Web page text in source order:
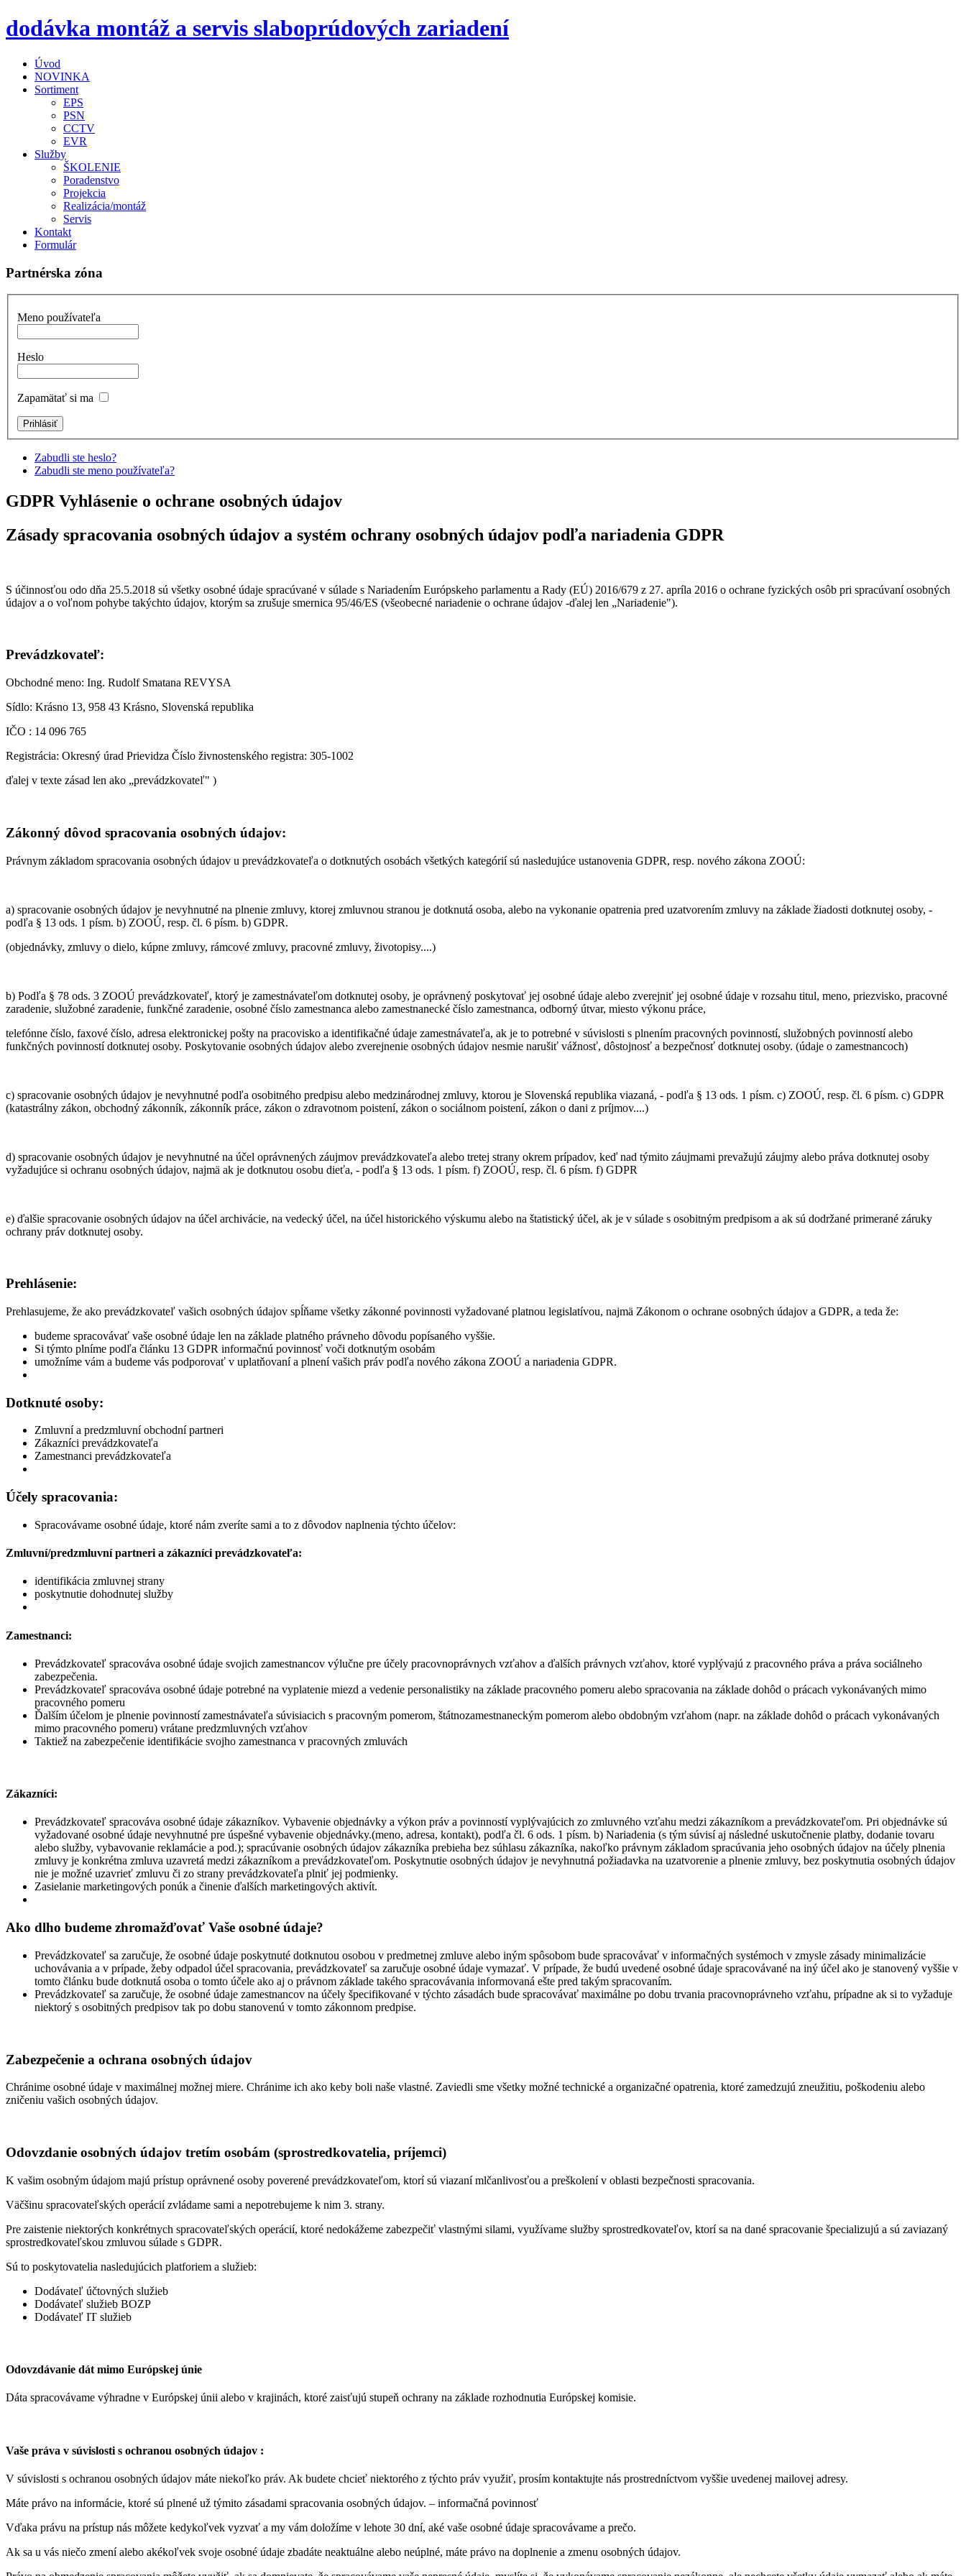
dodávka montáž a servis slaboprúdových zariadení
Úvod
NOVINKA
Sortiment
EPS
PSN
CCTV
EVR
Služby
ŠKOLENIE
Poradenstvo
Projekcia
Realizácia/montáž
Servis
Kontakt
Formulár
Partnérska zóna
Meno používateľa
Heslo
Zapamätať si ma
Zabudli ste heslo?
Zabudli ste meno používateľa?
GDPR Vyhlásenie o ochrane osobných údajov
Zásady spracovania osobných údajov a systém ochrany osobných údajov podľa nariadenia GDPR
S účinnosťou odo dňa 25.5.2018 sú všetky osobné údaje spracúvané v súlade s Nariadením Európskeho parlamentu a Rady (EÚ) 2016/679 z 27. apríla 2016 o ochrane fyzických osôb pri spracúvaní osobných
údajov a o voľnom pohybe takýchto údajov, ktorým sa zrušuje smernica 95/46/ES (všeobecné nariadenie o ochrane údajov -ďalej len „Nariadenie").
Prevádzkovateľ:
Obchodné meno: Ing. Rudolf Smatana REVYSA
Sídlo: Krásno 13, 958 43 Krásno, Slovenská republika
IČO : 14 096 765
Registrácia: Okresný úrad Prievidza Číslo živnostenského registra: 305-1002
ďalej v texte zásad len ako „prevádzkovateľ" )
Zákonný dôvod spracovania osobných údajov:
Právnym základom spracovania osobných údajov u prevádzkovateľa o dotknutých osobách všetkých kategórií sú nasledujúce ustanovenia GDPR, resp. nového zákona ZOOÚ:
a) spracovanie osobných údajov je nevyhnutné na plnenie zmluvy, ktorej zmluvnou stranou je dotknutá osoba, alebo na vykonanie opatrenia pred uzatvorením zmluvy na základe žiadosti dotknutej osoby, -
podľa § 13 ods. 1 písm. b) ZOOÚ, resp. čl. 6 písm. b) GDPR.
(objednávky, zmluvy o dielo, kúpne zmluvy, rámcové zmluvy, pracovné zmluvy, životopisy....)
b) Podľa § 78 ods. 3 ZOOÚ prevádzkovateľ, ktorý je zamestnávateľom dotknutej osoby, je oprávnený poskytovať jej osobné údaje alebo zverejniť jej osobné údaje v rozsahu titul, meno, priezvisko, pracovné
zaradenie, služobné zaradenie, funkčné zaradenie, osobné číslo zamestnanca alebo zamestnanecké číslo zamestnanca, odborný útvar, miesto výkonu práce,
telefónne číslo, faxové číslo, adresa elektronickej pošty na pracovisko a identifikačné údaje zamestnávateľa, ak je to potrebné v súvislosti s plnením pracovných povinností, služobných povinností alebo
funkčných povinností dotknutej osoby. Poskytovanie osobných údajov alebo zverejnenie osobných údajov nesmie narušiť vážnosť, dôstojnosť a bezpečnosť dotknutej osoby. (údaje o zamestnancoch)
c) spracovanie osobných údajov je nevyhnutné podľa osobitného predpisu alebo medzinárodnej zmluvy, ktorou je Slovenská republika viazaná, - podľa § 13 ods. 1 písm. c) ZOOÚ, resp. čl. 6 písm. c) GDPR
(katastrálny zákon, obchodný zákonník, zákonník práce, zákon o zdravotnom poistení, zákon o sociálnom poistení, zákon o dani z príjmov....)
d) spracovanie osobných údajov je nevyhnutné na účel oprávnených záujmov prevádzkovateľa alebo tretej strany okrem prípadov, keď nad týmito záujmami prevažujú záujmy alebo práva dotknutej osoby
vyžadujúce si ochranu osobných údajov, najmä ak je dotknutou osobu dieťa, - podľa § 13 ods. 1 písm. f) ZOOÚ, resp. čl. 6 písm. f) GDPR
e) ďalšie spracovanie osobných údajov na účel archivácie, na vedecký účel, na účel historického výskumu alebo na štatistický účel, ak je v súlade s osobitným predpisom a ak sú dodržané primerané záruky
ochrany práv dotknutej osoby.
Prehlásenie:
Prehlasujeme, že ako prevádzkovateľ vašich osobných údajov spĺňame všetky zákonné povinnosti vyžadované platnou legislatívou, najmä Zákonom o ochrane osobných údajov a GDPR, a teda že:
budeme spracovávať vaše osobné údaje len na základe platného právneho dôvodu popísaného vyššie.
Si týmto plníme podľa článku 13 GDPR informačnú povinnosť voči dotknutým osobám
umožníme vám a budeme vás podporovať v uplatňovaní a plnení vašich práv podľa nového zákona ZOOÚ a nariadenia GDPR.
Dotknuté osoby:
Zmluvní a predzmluvní obchodní partneri
Zákazníci prevádzkovateľa
Zamestnanci prevádzkovateľa
Účely spracovania:
Spracovávame osobné údaje, ktoré nám zveríte sami a to z dôvodov naplnenia týchto účelov:
Zmluvní/predzmluvní partneri a zákazníci prevádzkovateľa:
identifikácia zmluvnej strany
poskytnutie dohodnutej služby
Zamestnanci:
Prevádzkovateľ spracováva osobné údaje svojich zamestnancov výlučne pre účely pracovnoprávnych vzťahov a ďalších právnych vzťahov, ktoré vyplývajú z pracovného práva a práva sociálneho
zabezpečenia.
Prevádzkovateľ spracováva osobné údaje potrebné na vyplatenie miezd a vedenie personalistiky na základe pracovného pomeru alebo spracovania na základe dohôd o prácach vykonávaných mimo
pracovného pomeru
Ďalším účelom je plnenie povinností zamestnávateľa súvisiacich s pracovným pomerom, štátnozamestnaneckým pomerom alebo obdobným vzťahom (napr. na základe dohôd o prácach vykonávaných
mimo pracovného pomeru) vrátane predzmluvných vzťahov
Taktiež na zabezpečenie identifikácie svojho zamestnanca v pracovných zmluvách
Zákazníci:
Prevádzkovateľ spracováva osobné údaje zákazníkov. Vybavenie objednávky a výkon práv a povinností vyplývajúcich zo zmluvného vzťahu medzi zákazníkom a prevádzkovateľom. Pri objednávke sú
vyžadované osobné údaje nevyhnutné pre úspešné vybavenie objednávky.(meno, adresa, kontakt), podľa čl. 6 ods. 1 písm. b) Nariadenia (s tým súvisí aj následné uskutočnenie platby, dodanie tovaru
alebo služby, vybavovanie reklamácie a pod.); spracúvanie osobných údajov zákazníka prebieha bez súhlasu zákazníka, nakoľko právnym základom spracúvania jeho osobných údajov na účely plnenia
zmluvy je konkrétna zmluva uzavretá medzi zákazníkom a prevádzkovateľom. Poskytnutie osobných údajov je nevyhnutná požiadavka na uzatvorenie a plnenie zmluvy, bez poskytnutia osobných údajov
nie je možné uzavrieť zmluvu či zo strany prevádzkovateľa plniť jej podmienky.
Zasielanie marketingových ponúk a činenie ďalších marketingových aktivít.
Ako dlho budeme zhromažďovať Vaše osobné údaje?
Prevádzkovateľ sa zaručuje, že osobné údaje poskytnuté dotknutou osobou v predmetnej zmluve alebo iným spôsobom bude spracovávať v informačných systémoch v zmysle zásady minimalizácie
uchovávania a v prípade, žeby odpadol účel spracovania, prevádzkovateľ sa zaručuje osobné údaje vymazať. V prípade, že budú uvedené osobné údaje spracovávané na iný účel ako je stanovený vyššie v
tomto článku bude dotknutá osoba o tomto účele ako aj o právnom základe takého spracovávania informovaná ešte pred takým spracovaním.
Prevádzkovateľ sa zaručuje, že osobné údaje zamestnancov na účely špecifikované v týchto zásadách bude spracovávať maximálne po dobu trvania pracovnoprávneho vzťahu, prípadne ak si to vyžaduje
niektorý s osobitných predpisov tak po dobu stanovenú v tomto zákonnom predpise.
Zabezpečenie a ochrana osobných údajov
Chránime osobné údaje v maximálnej možnej miere. Chránime ich ako keby boli naše vlastné. Zaviedli sme všetky možné technické a organizačné opatrenia, ktoré zamedzujú zneužitiu, poškodeniu alebo
zničeniu vašich osobných údajov.
Odovzdanie osobných údajov tretím osobám (sprostredkovatelia, príjemci)
K vašim osobným údajom majú prístup oprávnené osoby poverené prevádzkovateľom, ktorí sú viazaní mlčanlivosťou a preškolení v oblasti bezpečnosti spracovania.
Väčšinu spracovateľských operácií zvládame sami a nepotrebujeme k nim 3. strany.
Pre zaistenie niektorých konkrétnych spracovateľských operácií, ktoré nedokážeme zabezpečiť vlastnými silami, využívame služby sprostredkovateľov, ktorí sa na dané spracovanie špecializujú a sú zaviazaný
sprostredkovateľskou zmluvou súlade s GDPR.
Sú to poskytovatelia nasledujúcich platforiem a služieb:
Dodávateľ účtovných služieb
Dodávateľ služieb BOZP
Dodávateľ IT služieb
Odovzdávanie dát mimo Európskej únie
Dáta spracovávame výhradne v Európskej únii alebo v krajinách, ktoré zaisťujú stupeň ochrany na základe rozhodnutia Európskej komisie.
Vaše práva v súvislosti s ochranou osobných údajov :
V súvislosti s ochranou osobných údajov máte niekoľko práv. Ak budete chcieť niektorého z týchto práv využiť, prosím kontaktujte nás prostredníctvom vyššie uvedenej mailovej adresy.
Máte právo na informácie, ktoré sú plnené už týmito zásadami spracovania osobných údajov. – informačná povinnosť
Vďaka právu na prístup nás môžete kedykoľvek vyzvať a my vám doložíme v lehote 30 dní, aké vaše osobné údaje spracovávame a prečo.
Ak sa u vás niečo zmení alebo akékoľvek svoje osobné údaje zbadáte neaktuálne alebo neúplné, máte právo na doplnenie a zmenu osobných údajov.